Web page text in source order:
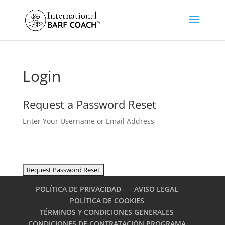
Login
Request a Password Reset
Enter Your Username or Email Address
POLÍTICA DE PRIVACIDAD
AVISO LEGAL
POLÍTICA DE COOKIES
TÉRMINOS Y CONDICIONES GENERALES